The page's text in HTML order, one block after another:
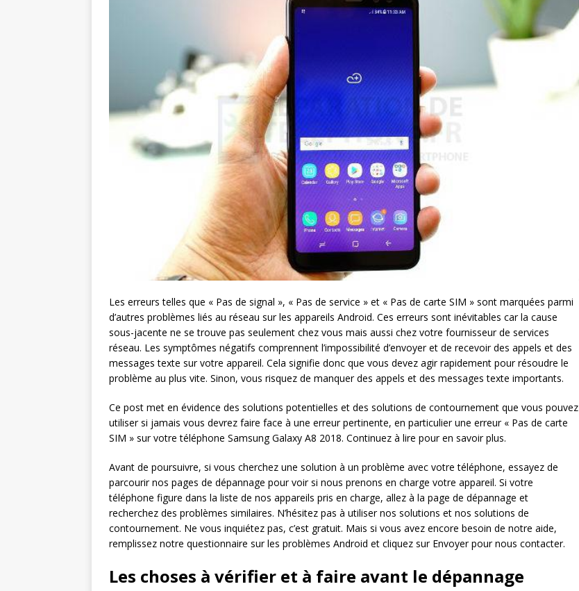
Les erreurs telles que « Pas de signal », « Pas de service » et « Pas de carte SIM » sont marquées parmi
d’autres problèmes liés au réseau sur les appareils Android. Ces erreurs sont inévitables car la cause
sous-jacente ne se trouve pas seulement chez vous mais aussi chez votre fournisseur de services
réseau. Les symptômes négatifs comprennent l’impossibilité d’envoyer et de recevoir des appels et des
messages texte sur votre appareil. Cela signifie donc que vous devez agir rapidement pour résoudre le
problème au plus vite. Sinon, vous risquez de manquer des appels et des messages texte importants.
Ce post met en évidence des solutions potentielles et des solutions de contournement que vous pouvez
utiliser si jamais vous devrez faire face à une erreur pertinente, en particulier une erreur « Pas de carte
SIM » sur votre téléphone Samsung Galaxy A8 2018. Continuez à lire pour en savoir plus.
Avant de poursuivre, si vous cherchez une solution à un problème avec votre téléphone, essayez de
parcourir nos pages de dépannage pour voir si nous prenons en charge votre appareil. Si votre
téléphone figure dans la liste de nos appareils pris en charge, allez à la page de dépannage et
recherchez des problèmes similaires. N’hésitez pas à utiliser nos solutions et nos solutions de
contournement. Ne vous inquiétez pas, c’est gratuit. Mais si vous avez encore besoin de notre aide,
remplissez notre questionnaire sur les problèmes Android et cliquez sur Envoyer pour nous contacter.
Les choses à vérifier et à faire avant le dépannage